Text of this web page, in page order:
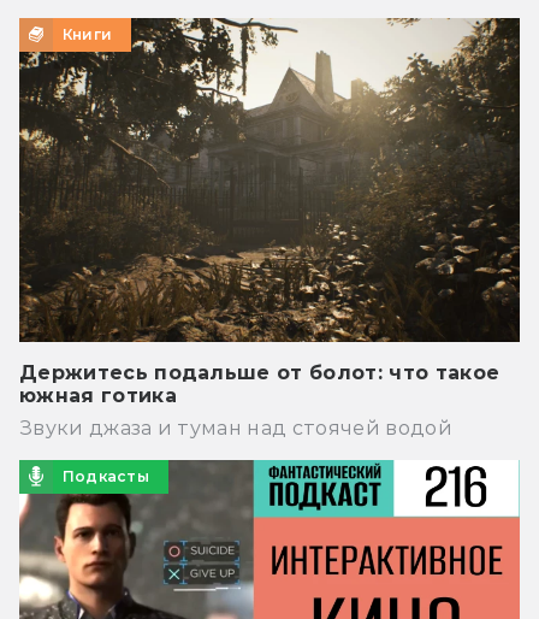
Книги
Держитесь подальше от болот: что такое
южная готика
Звуки джаза и туман над стоячей водой
Подкасты